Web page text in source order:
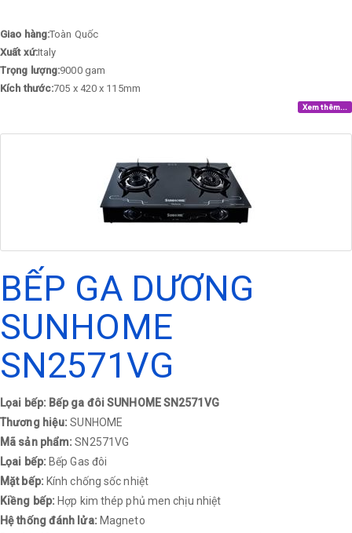
Giao hàng:Toàn Quốc
Xuất xứ:Italy
Trọng lượng:9000 gam
Kích thước:705 x 420 x 115mm
Xem thêm...
BẾP GA DƯƠNG
SUNHOME
SN2571VG
Lọai bếp: Bếp ga đôi SUNHOME SN2571VG
Thương hiệu:SUNHOME
Mã sản phẩm:SN2571VG
Lọai bếp: Bếp Gas đôi
Mặt bếp: Kính chống sốc nhiệt
Kiềng bếp: Hợp kim thép phủ men chịu nhiệt
Hệ thống đánh lửa: Magneto